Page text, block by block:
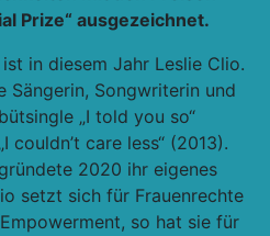
Prize“ ausgezeichnet.
in diesem Jahr Leslie Clio.
Sängerin, Songwriterin und
„I told you so“
couldn’t care less“ (2013).
2020 ihr eigenes
setzt sich für Frauenrechte
so hat sie für